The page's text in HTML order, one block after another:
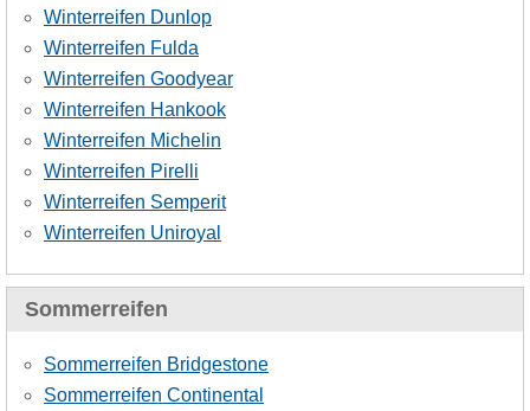
Winterreifen Dunlop
Winterreifen Fulda
Winterreifen Goodyear
Winterreifen Hankook
Winterreifen Michelin
Winterreifen Pirelli
Winterreifen Semperit
Winterreifen Uniroyal
Sommerreifen
Sommerreifen Bridgestone
Sommerreifen Continental